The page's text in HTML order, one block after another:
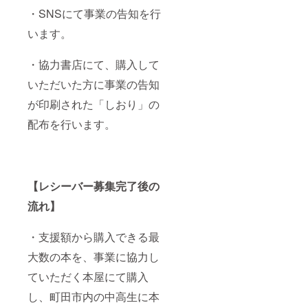
・SNSにて事業の告知を行
います。
・協力書店にて、購入して
いただいた方に事業の告知
が印刷された「しおり」の
配布を行います。
【レシーバー募集完了後の
流れ】
・支援額から購入できる最
大数の本を、事業に協力し
ていただく本屋にて購入
し、町田市内の中高生に本